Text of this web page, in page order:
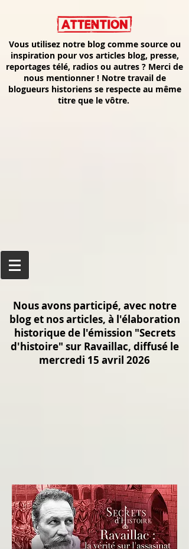
Vous utilisez notre blog comme source ou
inspiration pour vos articles blog, presse,
reportages télé, radios ou autres ? Merci de
nous mentionner ! Notre travail de
blogueurs historiens se respecte au même
titre que le vôtre.
Nous avons participé, avec notre
blog et nos articles, à l'élaboration
historique de l'émission "Secrets
d'histoire" sur Ravaillac, diffusé le
mercredi 15 avril 2026